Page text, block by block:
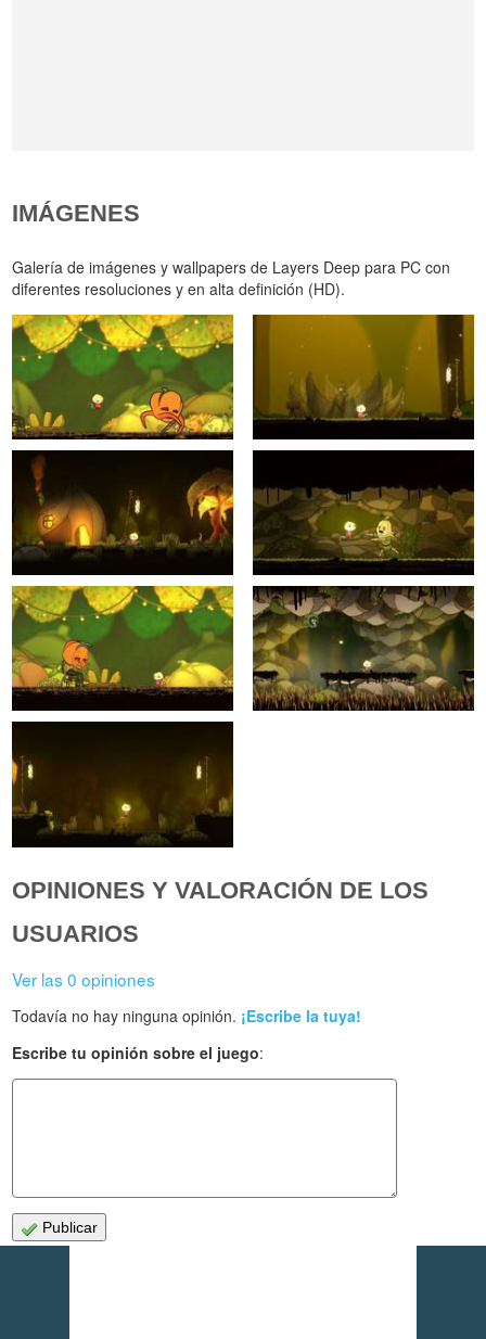
IMÁGENES
Galería de imágenes y wallpapers de Layers Deep para PC con
diferentes resoluciones y en alta definición (HD).
OPINIONES Y VALORACIÓN DE LOS
USUARIOS
Ver las 0 opiniones
Todavía no hay ninguna opinión. ¡Escribe la tuya!
Escribe tu opinión sobre el juego:
Publicar